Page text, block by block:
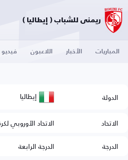
ريمني للشباب ( إيطاليا )
المباريات الأخبار اللاعبون فيديو
الدولة إيطاليا
الاتحاد
الاتحاد الأوروبي
الدرجة
الدرجة الرابعة